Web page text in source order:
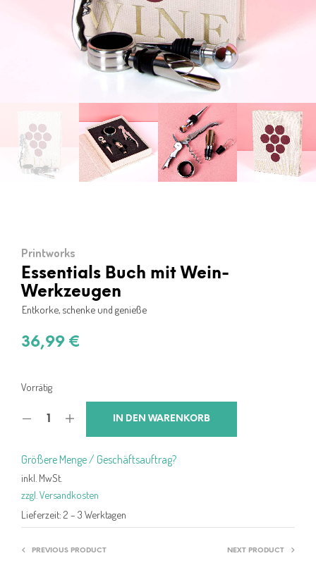
Printworks
Essentials Buch mit Wein-
Werkzeugen
Entkorke, schenke und genieße
36,99 €
Vorrätig
IN DEN WARENKORB
Größere Menge / Geschäftsauftrag?
inkl. MwSt.
zzgl. Versandkosten
Lieferzeit: 2 – 3 Werktagen
PREVIOUS PRODUCT NEXT PRODUCT